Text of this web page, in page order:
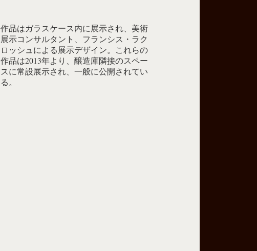
作品はガラスケース内に展示され、美術
展示コンサルタント、フランシス・ラク
ロッシュによる展示デザイン。これらの
作品は2013年より、醸造庫隣接のスペー
スに常設展示され、一般に公開されてい
る。